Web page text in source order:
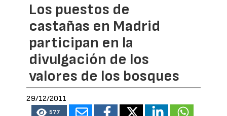
Los puestos de
castañas en Madrid
participan en la
divulgación de los
valores de los bosques
29/12/2011
577